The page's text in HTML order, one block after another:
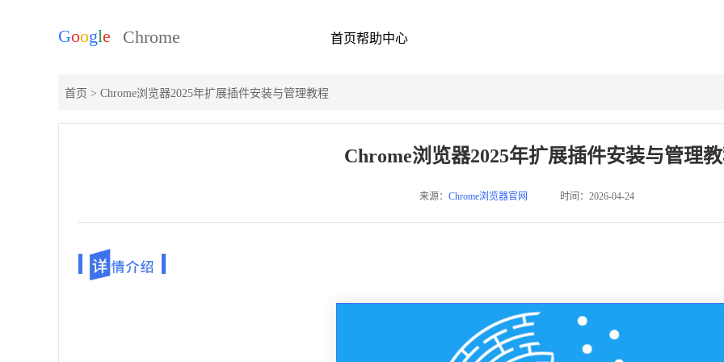
首页帮助中心
首页 > Chrome浏览器2025年扩展插件安装与管理教程
Chrome浏览器2025年扩展插件安装与管理
来源： Chrome浏览器官网 时间：2026-04-24